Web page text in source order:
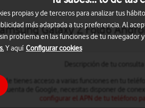
Galaxy Z Fold6
tienes acceso a varias funciones en tu
cuenta de Google, necesitas disponer de
configurar el APN de tu teléfono
propias y de terceros para analizar tus
más adaptada a tus preferencia. Al
problema en las funciones de tu navegador
Y aquí Configurar cookies